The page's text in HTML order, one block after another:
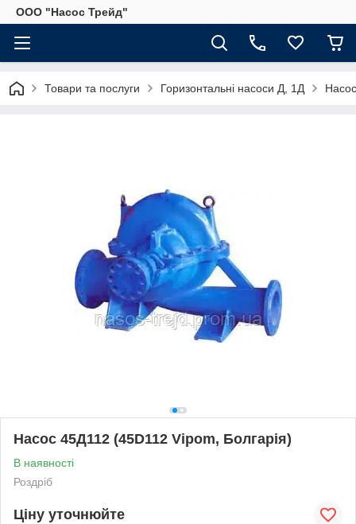
ООО "Насос Трейд"
Товари та послуги Горизонтальні насоси Д, 1Д
Насос 45Д112 (45D112 Vipom, Болгарія)
В наявності
Роздріб
Ціну уточнюйте